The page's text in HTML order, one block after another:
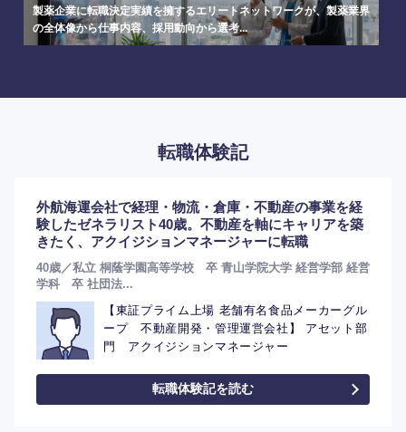
製薬企業に転職決定実績を擁するエリートネットワークが、製薬業界
の全体像から仕事内容、採用動向から選考...
転職体験記
外航海運会社で経理・物流・倉庫・不動産の事業を経
験したゼネラリスト40歳。不動産を軸にキャリアを築
きたく、アクイジションマネージャーに転職
40歳／私立 桐蔭学園高等学校 卒 青山学院大学 経営学部 経営
学科 卒 社団法...
【東証プライム上場 老舗有名食品メーカーグル
ープ 不動産開発・管理運営会社】 アセット部
門 アクイジションマネージャー
転職体験記を読む